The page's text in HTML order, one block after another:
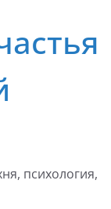
психология,